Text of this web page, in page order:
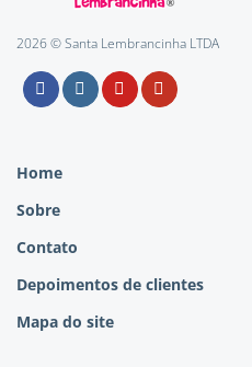
2026 © Santa Lembrancinha LTDA
Home
Sobre
Contato
Depoimentos de clientes
Mapa do site